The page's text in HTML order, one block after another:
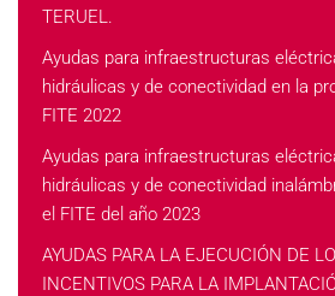
TERUEL.
Ayudas para infraestructuras
hidráulicas y de conectividad en la
FITE 2022
Ayudas para infraestructuras
hidráulicas y de conectividad
el FITE del año 2023
AYUDAS PARA LA EJECUCIÓN DE
INCENTIVOS PARA LA